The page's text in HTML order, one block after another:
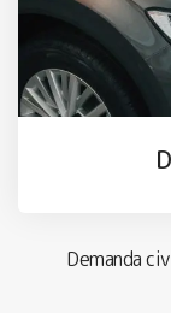
Demanda